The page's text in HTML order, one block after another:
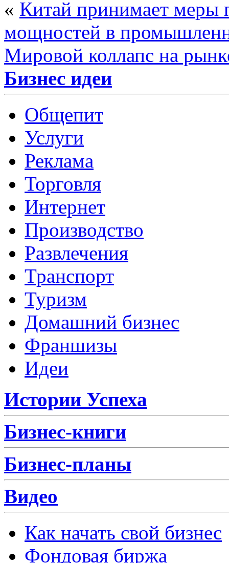
« Китай принимает меры
мощностей в
Мировой коллапс на
Бизнес идеи
Общепит
Услуги
Реклама
Торговля
Интернет
Производство
Развлечения
Транспорт
Туризм
Домашний бизнес
Франшизы
Идеи
Истории Успеха
Бизнес-книги
Бизнес-планы
Видео
Как начать свой бизнес
Фондовая биржа